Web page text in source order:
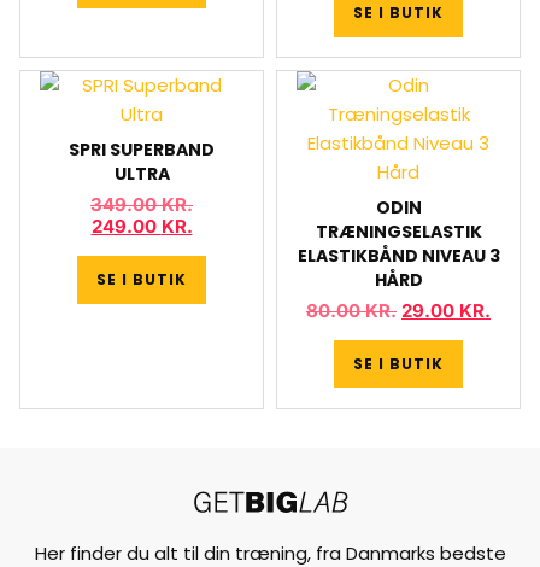
SE I BUTIK
SPRI SUPERBAND
ULTRA
349.00KR.
249.00 KR.
SE I BUTIK
ODIN
TRÆNINGSELASTIK
ELASTIKBÅND NIVEAU 3
HÅRD
80.00KR. 29.00 KR.
SE I BUTIK
Her finder du alt til din træning, fra Danmarks bedste